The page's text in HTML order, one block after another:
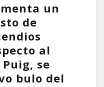
un
de
al
se
bulo del